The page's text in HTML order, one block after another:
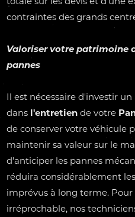
totale sur les devis et d'une
contraintes des grands
Valoriser votre patrimoine
pannes
Il est nécessaire d'investir
dans l'entretiende votre
de conserver votre véhicule
maintenir sa valeur sur le
d'anticiper les pannes
réduira considérablement
imprévus à long terme.
irréprochable, nos